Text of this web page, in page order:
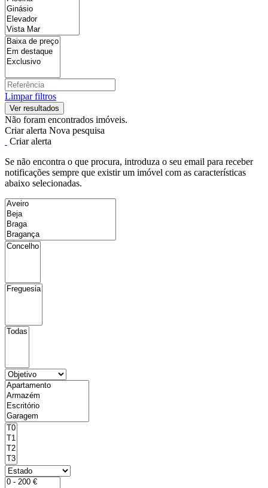
Limpar filtros
Não foram encontrados imóveis.
Criar alerta Nova pesquisa
Criar alerta
Se não encontra o que procura, introduza o seu email para receber
notificações sempre que existir um imóvel com as características
abaixo selecionadas.